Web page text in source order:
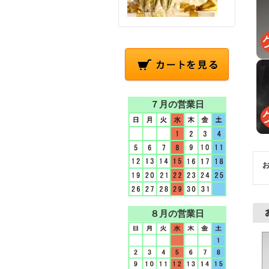
７月の営業日
８月の営業日